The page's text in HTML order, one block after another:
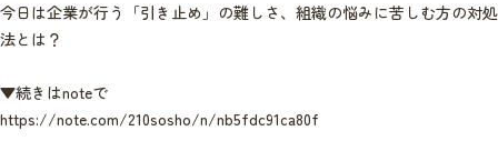
今日は企業が行う「引き止め」の難しさ、組織の悩みに苦しむ方の対処
法とは？
▼続きはnoteで
https://note.com/210sosho/n/nb5fdc91ca80f